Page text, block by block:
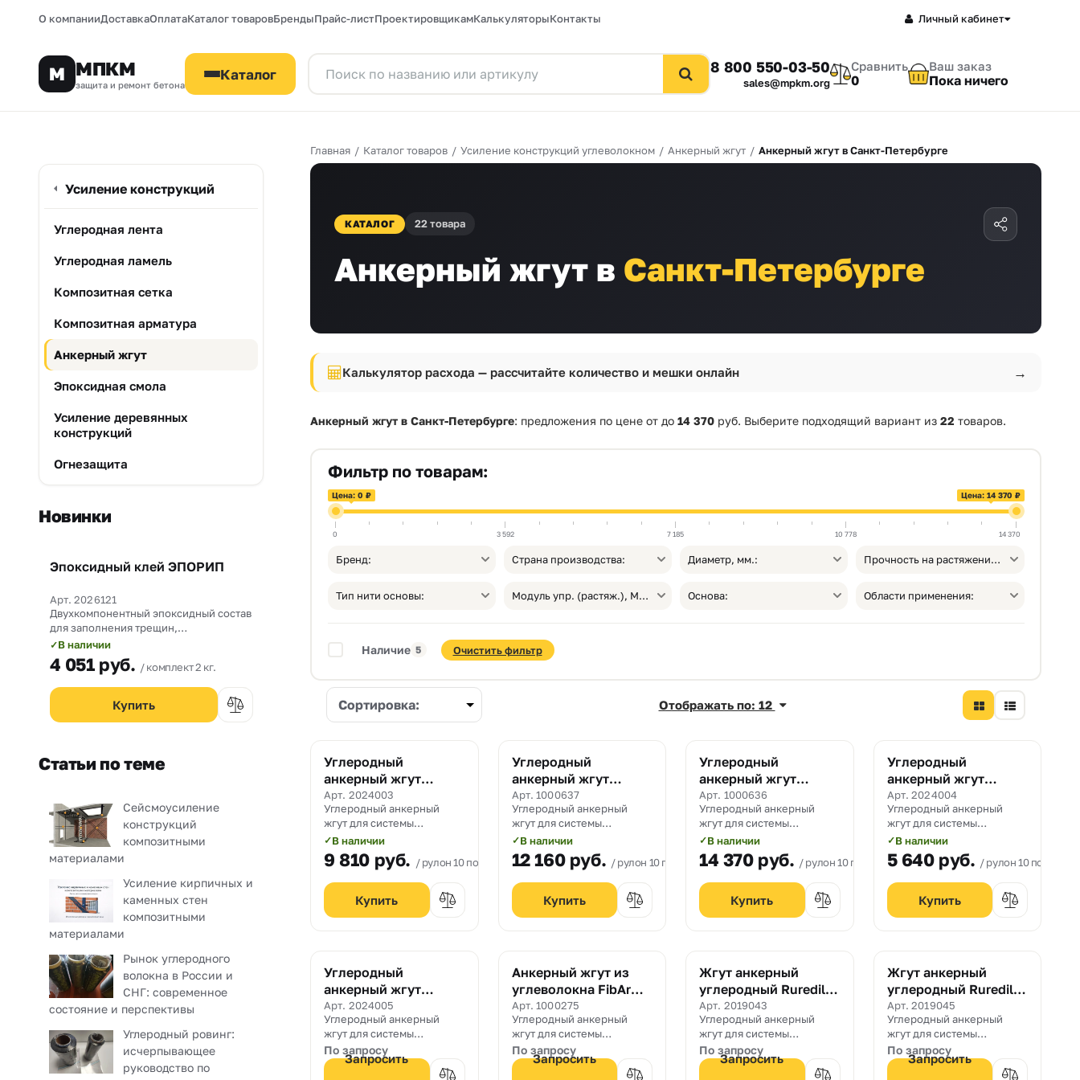
О компанииДоставкаОплатаКаталог товаровБрендыПрайс-листПроектировщикамКалькуляторыКонтакты Личный кабинет
М МПКМ
защита и ремонт бетона
Каталог 8 800 550-03-50
sales@mpkm.org
Сравнить
0
Ваш заказ
Пока ничего
Усиление конструкций
Углеродная лента
Углеродная ламель
Композитная сетка
Композитная арматура
Анкерный жгут
Эпоксидная смола
Усиление деревянных
конструкций
Огнезащита
Новинки
Новинка
Эпоксидный клей ЭПОРИП
Арт. 2026121
Двухкомпонентный эпоксидный состав
для заполнения трещин,
омоноличивания рабочих швов и
прочного склеивания бетона со
сталью.
✓В наличии
4 051руб. комплект 2 кг.
Статьи по теме
Сейсмоусиление
конструкций
композитными
материалами
Усиление кирпичных и
каменных стен
композитными
материалами
Рынок углеродного
волокна в России и
СНГ: современное
состояние и перспективы
Углеродный ровинг:
исчерпывающее
руководство по
Главная / Каталог товаров / Усиление конструкций углеволокном / Анкерный жгут / Анкерный жгут в Санкт-Петербурге
КАТАЛОГ 22 товара
Анкерный жгут в Санкт-Петербурге
Калькулятор расхода — рассчитайте количество и мешки онлайн →
Анкерный жгут в Санкт-Петербурге: предложения по цене от до 14 370 руб. Выберите подходящий вариант из 22 товаров.
Фильтр по товарам:
Цена: 0 ₽ Цена: 14 370 ₽
0 3 592 7 185 10 778 14 370
Бренд: Страна производства: Диаметр, мм.: Прочность на растяжение, МПа, не менее:
Тип нити основы: Модуль упр. (растяж.), МПа: Основа: Области применения:
Наличие 5 Очистить фильтр
Сортировка: Отображать по: 12
Углеродный
анкерный жгут
CarbonWrap Anchor
D8
Арт. 2024003
Углеродный анкерный
жгут для системы
внешнего армирования
CarbonWrap диаметром 8
мм.
✓В наличии
9 810 руб. рулон 10 пог. м.
Углеродный
анкерный жгут
CarbonWrap Anchor
D10
Арт. 1000637
Углеродный анкерный
жгут для системы
внешнего армирования
CarbonWrap Anchor
диаметром 10 мм.
✓В наличии
12 160руб. рулон 10 пог. м.
Углеродный
анкерный жгут
CarbonWrap Anchor
D12
Арт. 1000636
Углеродный анкерный
жгут для системы
внешнего армирования
CarbonWrap диаметром 12
мм.
✓В наличии
14 370руб. рулон 10 пог. м.
Углеродный
анкерный жгут
CarbonWrap Anchor
D4
Арт. 2024004
Углеродный анкерный
жгут для системы
внешнего армирования
CarbonWrap диаметром 4
мм.
✓В наличии
5 640руб. рулон 10 пог. м.
Углеродный
анкерный жгут
CarbonWrap Anchor
D6
Арт. 2024005
Углеродный анкерный
жгут для системы
внешнего армирования
CarbonWrap диаметром 6
По запросу
Запросить
Анкерный жгут из
углеволокна FibArm
Anchor D10
Арт. 1000275
Углеродный анкерный
жгут для системы
внешнего армирования
FibArm.
По запросу
Запросить
Жгут анкерный
углеродный Ruredil X
Joint 6 mm.
Арт. 2019043
Углеродный анкерный
жгут для системы
внешнего армирования
Ruredil диаметром 6 мм.
По запросу
Запросить
Жгут анкерный
углеродный Ruredil X
Joint 12 mm.
Арт. 2019045
Углеродный анкерный
жгут для системы
внешнего армирования
Ruredil диаметром 12 мм.
По запросу
Запросить